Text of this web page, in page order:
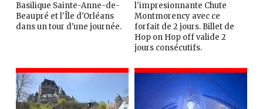
Basilique Sainte-Anne-de-
Beaupré et l'Île d'Orléans
dans un tour d'une journée.
l'impresionnante Chute
Montmorency avec ce
forfait de 2 jours. Billet de
Hop on Hop off valide 2
jours consécutifs.